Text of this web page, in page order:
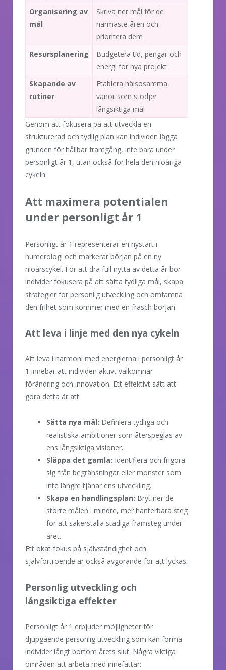
Organisering av
mål
Skriva ner mål för de
närmaste åren och
prioritera dem
Resursplanering
Budgetera tid, pengar och
energi för nya projekt
Skapande av
rutiner
Etablera hälsosamma
vanor som stödjer
långsiktiga mål
Genom att fokusera på att utveckla en
strukturerad och tydlig plan kan individen lägga
grunden för hållbar framgång, inte bara under
personligt år 1, utan också för hela den nioåriga
cykeln.
Att maximera potentialen
under personligt år 1
Personligt år 1 representerar en nystart i
numerologi och markerar början på en ny
nioårscykel. För att dra full nytta av detta år bör
individer fokusera på att sätta tydliga mål, skapa
strategier för personlig utveckling och omfamna
den frihet som kommer med en fräsch början.
Att leva i linje med den nya cykeln
Att leva i harmoni med energierna i personligt år
1 innebär att individen aktivt välkomnar
förändring och innovation. Ett effektivt sätt att
göra detta är att:
Sätta nya mål: Definiera tydliga och
realistiska ambitioner som återspeglas av
ens långsiktiga visioner.
Släppa det gamla: Identifiera och frigöra
sig från begränsningar eller mönster som
inte längre tjänar ens utveckling.
Skapa en handlingsplan: Bryt ner de
större målen i mindre, mer hanterbara steg
för att säkerställa stadiga framsteg under
året.
Ett ökat fokus på självständighet och
självförtroende är också avgörande för att lyckas.
Personlig utveckling och
långsiktiga effekter
Personligt år 1 erbjuder möjligheter för
djupgående personlig utveckling som kan forma
individer långt bortom årets slut. Några viktiga
områden att arbeta med innefattar: